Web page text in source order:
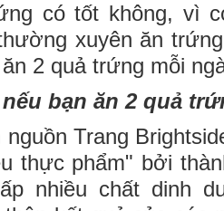
có tốt không, vì
xuyên ăn
2 quả trứng mỗi
bạn ăn 2 quả
nguồn Trang
thực phẩm" bởi
nhiều chất dinh